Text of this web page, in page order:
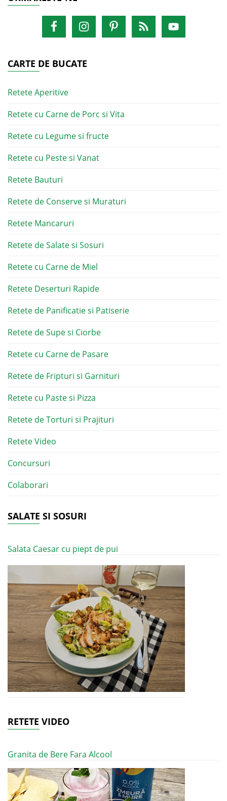
CARTE DE BUCATE
Retete Aperitive
Retete cu Carne de Porc si Vita
Retete cu Legume si fructe
Retete cu Peste si Vanat
Retete Bauturi
Retete de Conserve si Muraturi
Retete Mancaruri
Retete de Salate si Sosuri
Retete cu Carne de Miel
Retete Deserturi Rapide
Retete de Panificatie si Patiserie
Retete de Supe si Ciorbe
Retete cu Carne de Pasare
Retete de Fripturi si Garnituri
Retete cu Paste si Pizza
Retete de Torturi si Prajituri
Retete Video
Concursuri
Colaborari
SALATE SI SOSURI
Salata Caesar cu piept de pui
RETETE VIDEO
Granita de Bere Fara Alcool